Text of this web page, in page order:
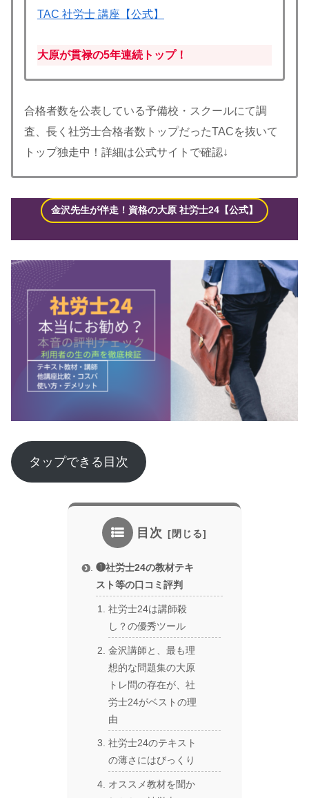
TAC 社労士 講座【公式】
大原が貫禄の5年連続トップ！
合格者数を公表している予備校・スクールにて調
査、長く社労士合格者数トップだったTACを抜いて
トップ独走中！詳細は公式サイトで確認↓
金沢先生が伴走！資格の大原 社労士24【公式】
タップできる目次
目次
❶社労士24の教材テキ
スト等の口コミ評判
社労士24は講師殺
し？の優秀ツール
金沢講師と、最も理
想的な問題集の大原
トレ問の存在が、社
労士24がベストの理
由
社労士24のテキスト
の薄さにはびっくり
オススメ教材を聞か